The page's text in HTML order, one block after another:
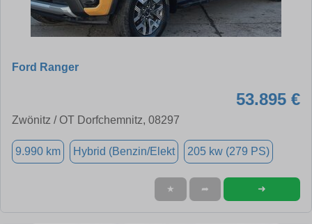
Ford Ranger
53.895 €
Zwönitz / OT Dorfchemnitz, 08297
9.990 km Hybrid (Benzin/Elekt 205 kw (279 PS)
★ ➦ ➜